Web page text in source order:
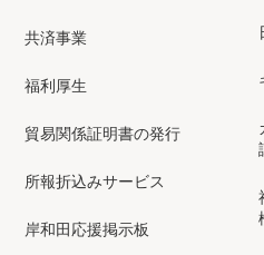
共済事業
福利厚生
貿易関係証明書の発行
所報折込みサービス
岸和田応援掲示板